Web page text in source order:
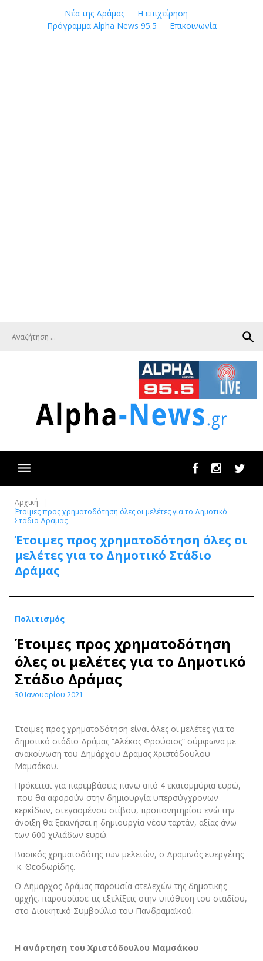
Νέα της Δράμας
Η επιχείρηση
Πρόγραμμα Alpha News 95.5
Επικοινωνία
search
FacebookInstagram
Αρχική
Έτοιμες προς χρηματοδότηση όλες οι μελέτες για το Δημοτικό
Στάδιο Δράμας
Έτοιμες προς χρηματοδότηση όλες οι
μελέτες για το Δημοτικό Στάδιο
Δράμας
Πολιτισμός
Έτοιμες προς χρηματοδότηση
όλες οι μελέτες για το Δημοτικό
Στάδιο Δράμας
30 Ιανουαρίου 2021
Έτοιμες προς χρηματοδότηση είναι όλες οι μελέτες για το
δημοτικό στάδιο Δράμας “Αλέκος Φρούσιος” σύμφωνα με
ανακοίνωση του Δημάρχου Δράμας Χριστόδουλου
Μαμσάκου.
Πρόκειται για παρεμβάσεις πάνω από 4 εκατομμύρια ευρώ,
που θα αφορούν στην δημιουργία υπερσύγχρονων
κερκίδων, στεγασμένου στίβου, προπονητηρίου ενώ την
άνοιξη θα ξεκινήσει η δημιουργία νέου ταρτάν, αξίας άνω
των 600 χιλιάδων ευρώ.
Βασικός χρηματοδότης των μελετών, ο Δραμινός ευεργέτης
κ. Θεοδωρίδης.
Ο Δήμαρχος Δράμας παρουσία στελεχών της δημοτικής
αρχής, παρουσίασε τις εξελίξεις στην υπόθεση του σταδίου,
στο Διοικητικό Συμβούλιο του Πανδραμαϊκού.
Η ανάρτηση του Χριστόδουλου Μαμσάκου